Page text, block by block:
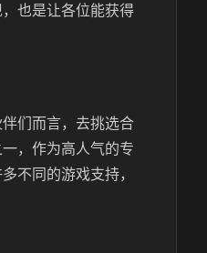
也是让各位能获得
们而言，去挑选合
，作为高人气的专
不同的游戏支持，